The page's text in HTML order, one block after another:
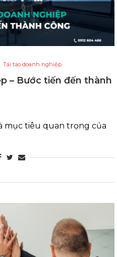
Tái tạo doanh nghiệp
– Bước tiến đến thành
mục tiêu quan trọng của